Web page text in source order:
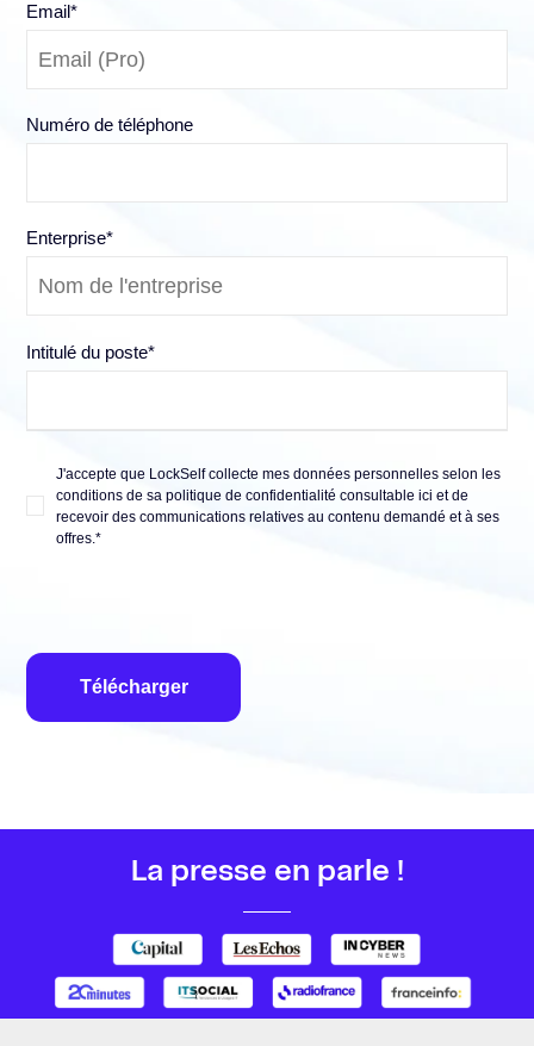
Email*
Numéro de téléphone
Enterprise*
Intitulé du poste*
J'accepte que LockSelf collecte mes données personnelles selon les
conditions de sa politique de confidentialitéconsultable ici et de
recevoir des communications relatives au contenu demandé et à ses
offres.*
La presse en parle !